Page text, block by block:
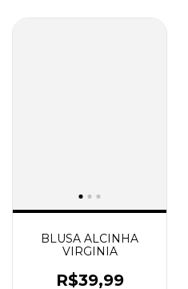
BLUSA ALCINHA
VIRGINIA
R$39,99